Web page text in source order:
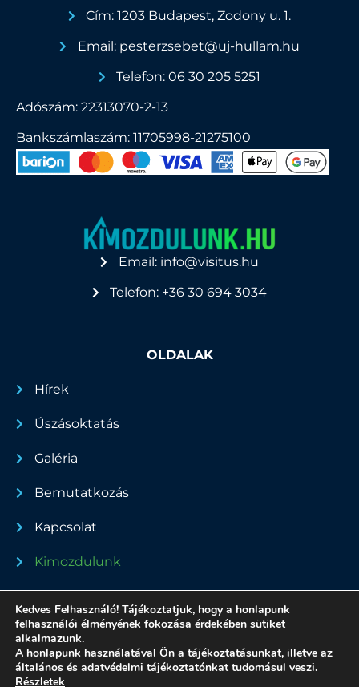
Cím: 1203 Budapest, Zodony u. 1.
Email: pesterzsebet@uj-hullam.hu
Telefon: 06 30 205 5251
Adószám: 22313070-2-13
Bankszámlaszám: 11705998-21275100
Email: info@visitus.hu
Telefon: +36 30 694 3034
OLDALAK
Hírek
Úszásoktatás
Galéria
Bemutatkozás
Kapcsolat
Kimozdulunk
Minden jog fenntartva - 2022
Kedves Felhasználó! Tájékoztatjuk, hogy a honlapunk
felhasználói élményének fokozása érdekében sütiket
alkalmazunk.
A honlapunk használatával Ön a tájékoztatásunkat, illetve az
általános és adatvédelmi tájékoztatónkat tudomásul veszi.
Részletek